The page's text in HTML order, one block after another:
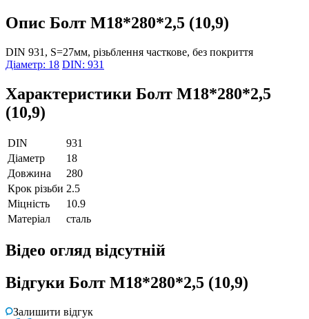
Опис Болт М18*280*2,5 (10,9)
DIN 931, S=27мм, різьблення часткове, без покриття
Діаметр: 18 DIN: 931
Характеристики Болт М18*280*2,5
(10,9)
DIN
931
Діаметр
18
Довжина
280
Крок різьби 2.5
Міцність
10.9
Матеріал
сталь
Відео огляд відсутній
Відгуки Болт М18*280*2,5 (10,9)
Залишити відгук